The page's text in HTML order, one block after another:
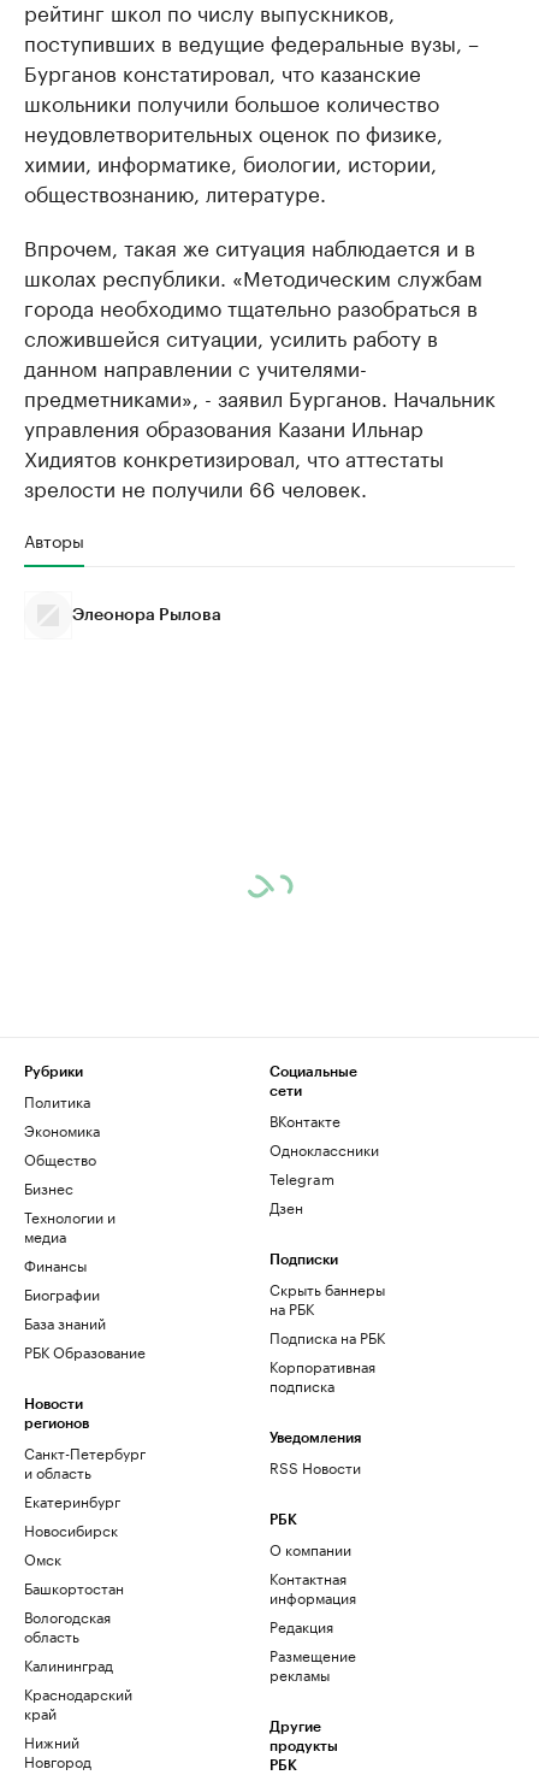
рейтинг школ по числу выпускников,
поступивших в ведущие федеральные вузы, –
Бурганов констатировал, что казанские
школьники получили большое количество
неудовлетворительных оценок по физике,
химии, информатике, биологии, истории,
обществознанию, литературе.
Впрочем, такая же ситуация наблюдается и в
школах республики. «Методическим службам
города необходимо тщательно разобраться в
сложившейся ситуации, усилить работу в
данном направлении с учителями-
предметниками», - заявил Бурганов. Начальник
управления образования Казани Ильнар
Хидиятов конкретизировал, что аттестаты
зрелости не получили 66 человек.
Авторы
Элеонора Рылова
Рубрики
Политика
Экономика
Общество
Бизнес
Технологии и
медиа
Финансы
Биографии
База знаний
РБК Образование
Новости
регионов
Санкт-Петербург
и область
Екатеринбург
Новосибирск
Омск
Башкортостан
Вологодская
область
Калининград
Краснодарский
край
Нижний
Новгород
Социальные
сети
ВКонтакте
Одноклассники
Telegram
Дзен
Подписки
Скрыть баннеры
на РБК
Подписка на РБК
Корпоративная
подписка
Уведомления
RSS Новости
РБК
О компании
Контактная
информация
Редакция
Размещение
рекламы
Другие
продукты
РБК